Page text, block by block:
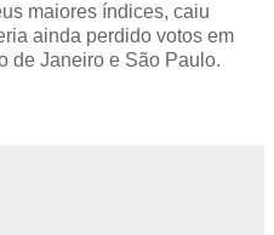
maiores índices, caiu
ainda perdido votos em
de Janeiro e São Paulo.